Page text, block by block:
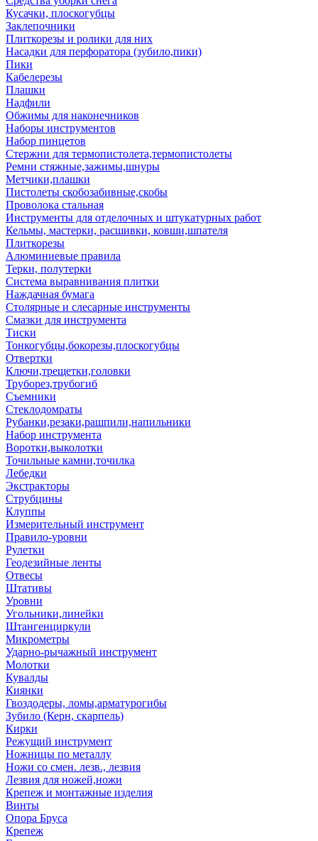
Кусачки, плоскогубцы
Заклепочники
Плиткорезы и ролики для них
Насадки для перфоратора (зубило,пики)
Пики
Кабелерезы
Плашки
Надфили
Обжимы для наконечников
Наборы инструментов
Набор пинцетов
Стержни для термопистолета,термопистолеты
Ремни стяжные,зажимы,шнуры
Метчики,плашки
Пистолеты скобозабивные,скобы
Проволока стальная
Инструменты для отделочных и штукатурных работ
Кельмы, мастерки, расшивки, ковши,шпателя
Плиткорезы
Алюминиевые правила
Терки, полутерки
Система выравнивания плитки
Наждачная бумага
Столярные и слесарные инструменты
Смазки для инструмента
Тиски
Тонкогубцы,бокорезы,плоскогубцы
Отвертки
Ключи,трещетки,головки
Труборез,трубогиб
Съемники
Стеклодомраты
Рубанки,резаки,рашпили,напильники
Набор инструмента
Воротки,выколотки
Точильные камни,точилка
Лебедки
Экстракторы
Струбцины
Клуппы
Измерительный инструмент
Правило-уровни
Рулетки
Геодезийные ленты
Отвесы
Штативы
Уровни
Угольники,линейки
Штангенциркули
Микрометры
Ударно-рычажный инструмент
Молотки
Кувалды
Киянки
Гвоздодеры, ломы,арматурогибы
Зубило (Керн, скарпель)
Кирки
Режущий инструмент
Ножницы по металлу
Ножи со смен. лезв., лезвия
Лезвия для ножей,ножи
Крепеж и монтажные изделия
Винты
Опора Бруса
Крепеж